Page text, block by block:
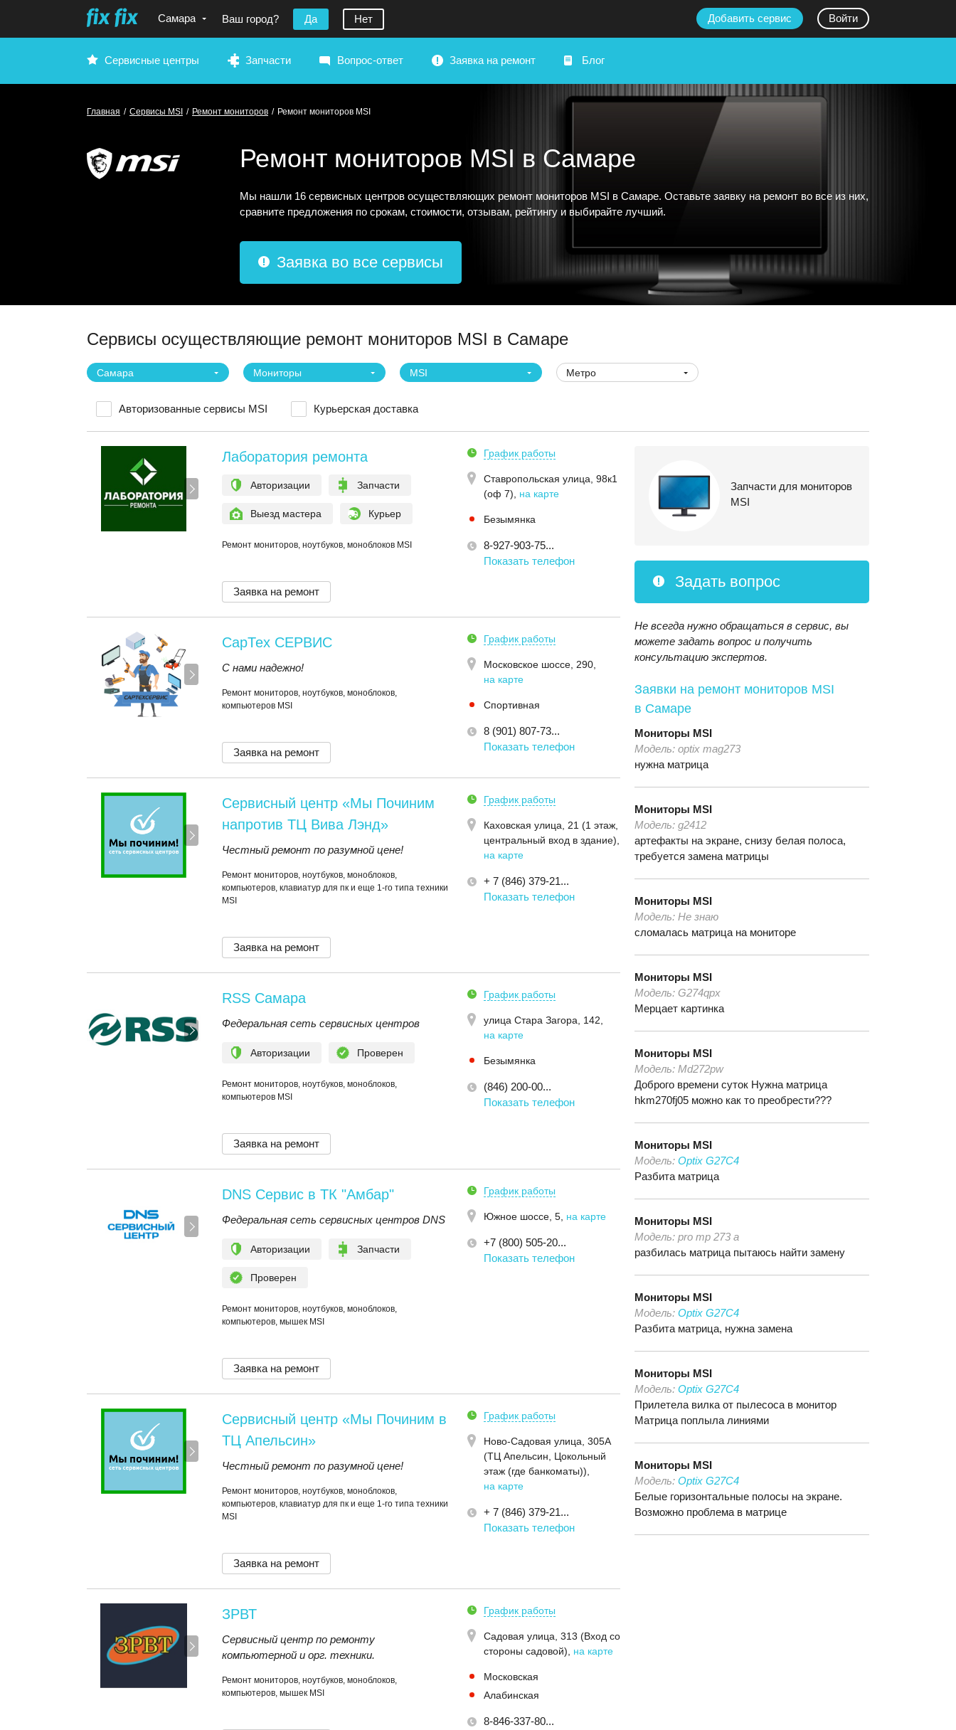
Самара Ваш город? Да Нет Добавить сервис Войти
Сервисные центры Запчасти Вопрос-ответ Заявка на ремонт Блог
Главная / Сервисы MSI / Ремонт мониторов / Ремонт мониторов MSI
Ремонт мониторов MSI в Самаре
Мы нашли 16 сервисных центров осуществляющих ремонт мониторов MSI в Самаре. Оставьте заявку на ремонт во все из них,
сравните предложения по срокам, стоимости, отзывам, рейтингу и выбирайте лучший.
Заявка во все сервисы
Сервисы осуществляющие ремонт мониторов MSI в Самаре
Самара Мониторы MSI Метро
Авторизованные сервисы MSI Курьерская доставка
Лаборатория ремонта
Авторизации Запчасти
Выезд мастера Курьер
Ремонт мониторов, ноутбуков, моноблоков MSI
График работы
Ставропольская улица, 98к1
(оф 7)
на карте
Безымянка
8-927-903-75...
Показать телефон
Заявка на ремонт
СарТех СЕРВИС
С нами надежно!
Ремонт мониторов, ноутбуков, моноблоков,
компьютеров MSI
График работы
Московское шоссе, 290
на карте
Спортивная
8 (901) 807-73...
Показать телефон
Заявка на ремонт
Сервисный центр «Мы Починим
напротив ТЦ Вива Лэнд»
Честный ремонт по разумной цене!
Ремонт мониторов, ноутбуков, моноблоков,
компьютеров, клавиатур для пк и еще 1-го типа техники
MSI
График работы
Каховская улица, 21 (1 этаж,
центральный вход в здание)
на карте
+ 7 (846) 379-21...
Показать телефон
Заявка на ремонт
RSS Самара
Федеральная сеть сервисных центров
Авторизации Проверен
Ремонт мониторов, ноутбуков, моноблоков,
компьютеров MSI
График работы
улица Стара Загора, 142
на карте
Безымянка
(846) 200-00...
Показать телефон
Заявка на ремонт
DNS Сервис в ТК "Амбар"
Федеральная сеть сервисных центров DNS
Авторизации Запчасти
Проверен
Ремонт мониторов, ноутбуков, моноблоков,
компьютеров, мышек MSI
График работы
Южное шоссе, 5 на карте
+7 (800) 505-20...
Показать телефон
Заявка на ремонт
Сервисный центр «Мы Починим в
ТЦ Апельсин»
Честный ремонт по разумной цене!
Ремонт мониторов, ноутбуков, моноблоков,
компьютеров, клавиатур для пк и еще 1-го типа техники
MSI
График работы
Ново-Садовая улица, 305А
(ТЦ Апельсин, Цокольный
этаж (где банкоматы))
на карте
+ 7 (846) 379-21...
Показать телефон
Заявка на ремонт
ЗРВТ
Сервисный центр по ремонту
компьютерной и орг. техники.
Ремонт мониторов, ноутбуков, моноблоков,
компьютеров, мышек MSI
График работы
Садовая улица, 313 (Вход со
стороны садовой)
на карте
Московская
Алабинская
8-846-337-80...
Запчасти для мониторов
MSI
Задать вопрос
Не всегда нужно обращаться в сервис, вы
можете задать вопрос и получить
консультацию экспертов.
Заявки на ремонт мониторов MSI
в Самаре
Мониторы MSI
Модель: optix mag273
нужна матрица
Мониторы MSI
Модель: g2412
артефакты на экране, снизу белая полоса,
требуется замена матрицы
Мониторы MSI
Модель: Не знаю
сломалась матрица на мониторе
Мониторы MSI
Модель: G274qpx
Мерцает картинка
Мониторы MSI
Модель: Md272pw
Доброго времени суток Нужна матрица
hkm270fj05 можно как то преобрести???
Мониторы MSI
Модель: Optix G27C4
Разбита матрица
Мониторы MSI
Модель: pro mp 273 a
разбилась матрица пытаюсь найти замену
Мониторы MSI
Модель: Optix G27C4
Разбита матрица, нужна замена
Мониторы MSI
Модель: Optix G27C4
Прилетела вилка от пылесоса в монитор
Матрица поплыла линиями
Мониторы MSI
Модель: Optix G27C4
Белые горизонтальные полосы на экране.
Возможно проблема в матрице